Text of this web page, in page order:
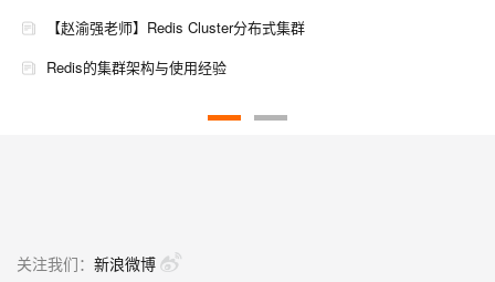
【赵渝强老师】Redis Cluster分布式集群
Redis的集群架构与使用经验
关注我们： 新浪微博